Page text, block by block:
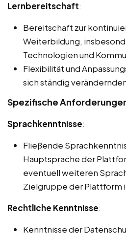
Lernbereitschaft:
Bereitschaft zur
Weiterbildung,
Technologien und
Flexibilität und
sich ständig
Spezifische
Sprachkenntnisse:
Fließende
Hauptsprache der
eventuell weiteren
Zielgruppe der Plattform
Rechtliche Kenntnisse:
Kenntnisse der